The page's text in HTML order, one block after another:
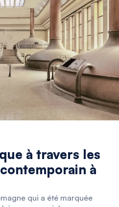
à travers les
à
qui a été marquée